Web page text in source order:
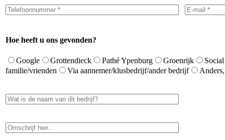
Hoe heeft u ons gevonden?
Google Grottendieck Pathé Ypenburg Groenrijk
familie/vrienden
Via aannemer/klusbedrijf/ander bedrijf